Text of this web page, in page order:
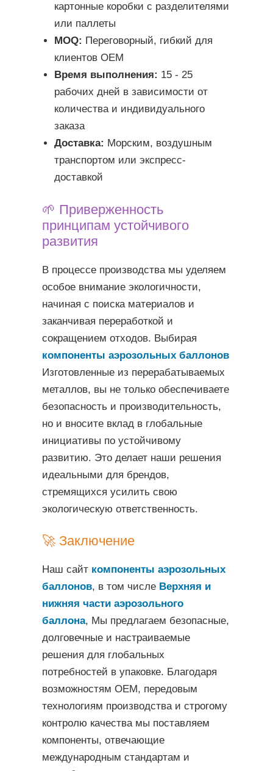
картонные коробки с разделителями
или паллеты
MOQ: Переговорный, гибкий для
клиентов OEM
Время выполнения: 15 - 25
рабочих дней в зависимости от
количества и индивидуального
заказа
Доставка: Морским, воздушным
транспортом или экспресс-
доставкой
🌱 Приверженность
принципам устойчивого
развития
В процессе производства мы уделяем
особое внимание экологичности,
начиная с поиска материалов и
заканчивая переработкой и
сокращением отходов. Выбирая
компоненты аэрозольных баллонов
Изготовленные из перерабатываемых
металлов, вы не только обеспечиваете
безопасность и производительность,
но и вносите вклад в глобальные
инициативы по устойчивому
развитию. Это делает наши решения
идеальными для брендов,
стремящихся усилить свою
экологическую ответственность.
🚀 Заключение
Наш сайт компоненты аэрозольных
баллонов, в том числе Верхняя и
нижняя части аэрозольного
баллона, Мы предлагаем безопасные,
долговечные и настраиваемые
решения для глобальных
потребностей в упаковке. Благодаря
возможностям OEM, передовым
технологиям производства и строгому
контролю качества мы поставляем
компоненты, отвечающие
международным стандартам и